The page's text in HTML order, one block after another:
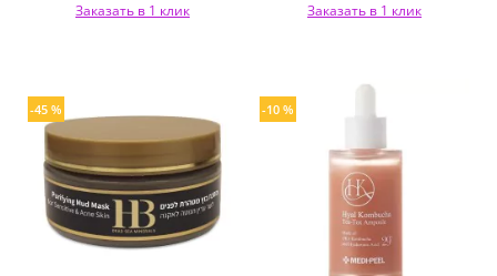
Заказать в 1 клик Заказать в 1 клик
-45 % -10 %